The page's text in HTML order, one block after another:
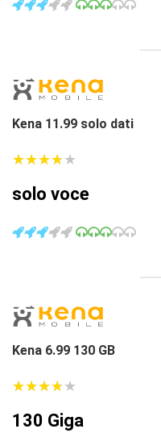
Kena 11.99 solo dati
★★★★★
★★★★★
solo voce
Kena 6.99 130 GB
★★★★★
★★★★★
130 Giga